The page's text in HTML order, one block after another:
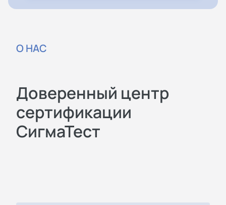
О НАС
Доверенный центр
сертификации
СигмаТест